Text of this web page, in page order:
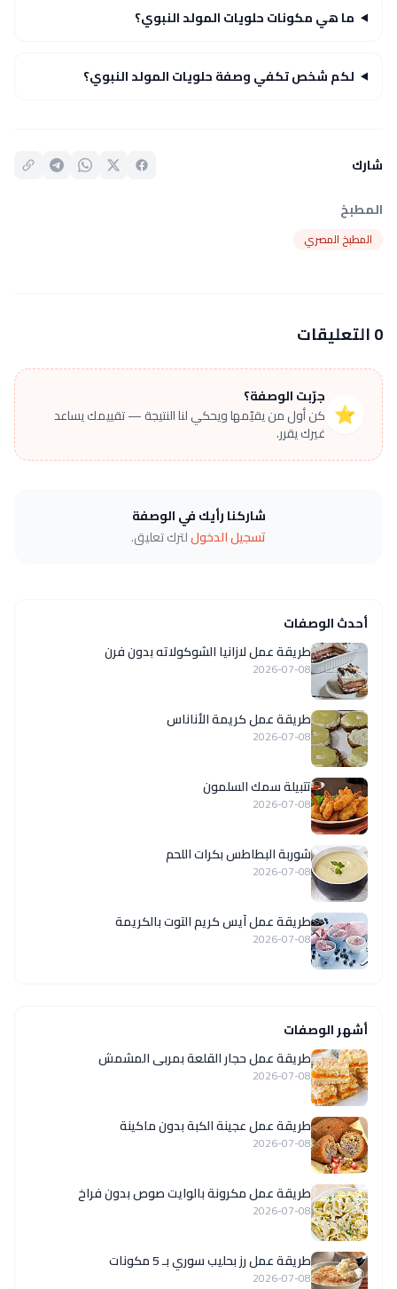
ما هي مكونات حلويات المولد النبوي؟
لكم شخص تكفي وصفة حلويات المولد النبوي؟
شارك
المطبخ
المطبخ المصري
0 التعليقات
⭐
جرّبت الوصفة؟
كن أول من يقيّمها ويحكي لنا النتيجة — تقييمك يساعد
غيرك يقرر.
شاركنا رأيك في الوصفة
تسجيل الدخوللترك تعليق.
أحدث الوصفات
طريقة عمل لازانيا الشوكولاته بدون فرن
2026-07-08
طريقة عمل كريمة الأناناس
2026-07-08
تتبيلة سمك السلمون
2026-07-08
شوربة البطاطس بكرات اللحم
2026-07-08
طريقة عمل آيس كريم التوت بالكريمة
2026-07-08
أشهر الوصفات
طريقة عمل حجار القلعة بمربى المشمش
2026-07-08
طريقة عمل عجينة الكبة بدون ماكينة
2026-07-08
طريقة عمل مكرونة بالوايت صوص بدون فراخ
2026-07-08
طريقة عمل رز بحليب سوري بـ 5 مكونات
2026-07-08